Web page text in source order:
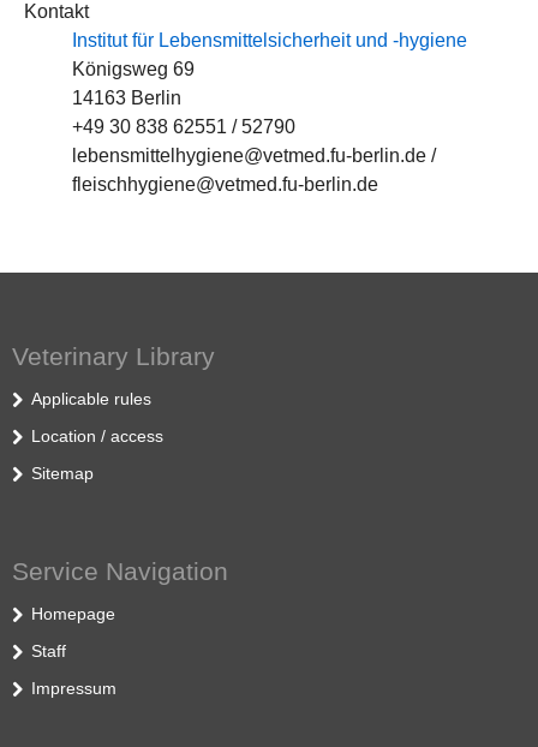
Kontakt
Institut für Lebensmittelsicherheit und -hygiene
Königsweg 69
14163 Berlin
+49 30 838 62551 / 52790
lebensmittelhygiene@vetmed.fu-berlin.de /
fleischhygiene@vetmed.fu-berlin.de
Veterinary Library
Applicable rules
Location / access
Sitemap
Service Navigation
Homepage
Staff
Impressum